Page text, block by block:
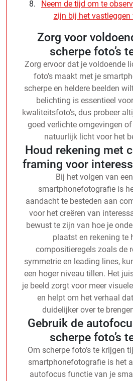
Neem de tijd om te
zijn bij het vastleggen
Zorg voor
scherpe foto’s
Zorg ervoor dat je voldoende
foto’s maakt met je
scherpe en heldere beelden
belichting is essentieel
kwaliteitsfoto’s, dus probeer
goed verlichte omgevingen
natuurlijk licht voor het
Houd rekening met
framing voor
Bij het volgen van
smartphonefotografie is
aandacht te besteden aan
voor het creëren van
bewust te zijn van hoe je
plaatst en rekening te
compositieregels zoals de
symmetrie en leading lines,
een hoger niveau tillen. Het
je beeld zorgt voor meer
en helpt om het verhaal
duidelijker over te
Gebruik de
scherpe foto’s
Om scherpe foto’s te krijgen
smartphonefotografie is het
autofocus functie van je